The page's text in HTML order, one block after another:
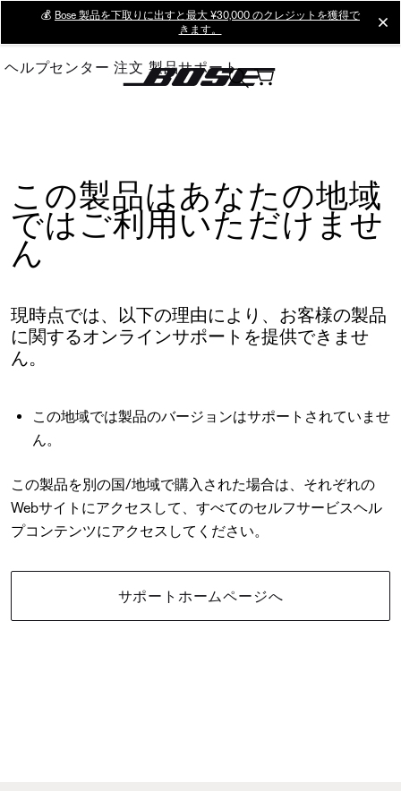
Main
💰 Bose 製品を下取りに出すと最大 ¥30,000 のクレジットを獲得で
きます。
ヘルプセンター 注文 製品サポート
この製品はあなたの地域
ではご利用いただけませ
ん
現時点では、以下の理由により、お客様の製品
に関するオンラインサポートを提供できませ
ん。
この地域では製品のバージョンはサポートされていませ
ん。
この製品を別の国/地域で購入された場合は、それぞれの
Webサイトにアクセスして、すべてのセルフサービスヘル
プコンテンツにアクセスしてください。
サポートホームページへ